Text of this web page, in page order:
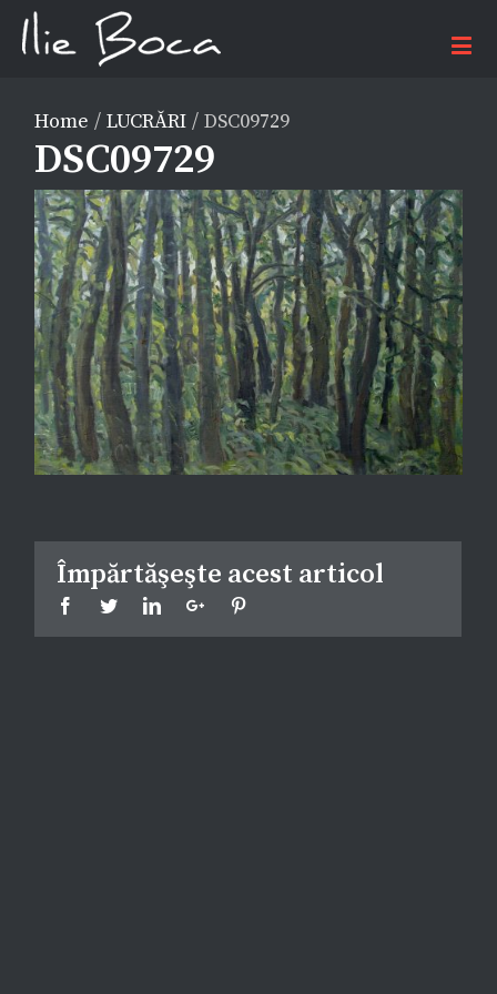
Home / LUCRĂRI / DSC09729
DSC09729
Împărtăşeşte acest articol
FacebookTwitterLinkedinGoogle+